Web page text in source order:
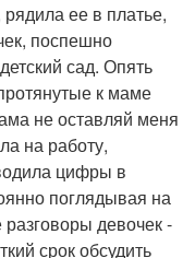
ее в платье,
поспешно
сад. Опять
к маме
не оставляй меня
на работу,
цифры в
поглядывая на
девочек -
срок обсудить